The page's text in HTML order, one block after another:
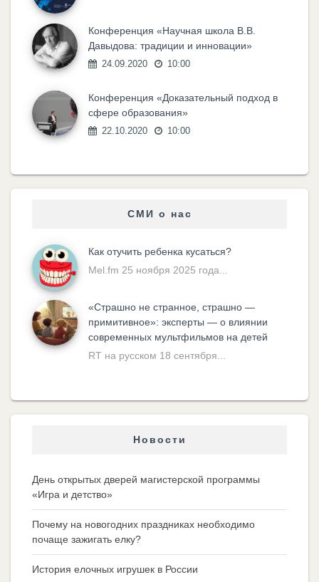
Конференция «Научная школа В.В.
Давыдова: традиции и инновации»
24.09.2020 10:00
Конференция «Доказательный подход в
сфере образования»
22.10.2020 10:00
СМИ о нас
Как отучить ребенка кусаться?
Mel.fm 25 ноября 2025 года...
«Cтрашно не странное, страшно —
примитивное»: эксперты — о влиянии
современных мультфильмов на детей
RT на русском 18 сентября...
Новости
День открытых дверей магистерской программы
«Игра и детство»
Почему на новогодних праздниках необходимо
почаще зажигать елку?
История елочных игрушек в России